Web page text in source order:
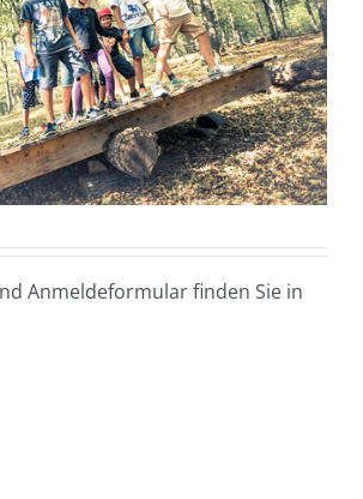
Anmeldeformular finden Sie in